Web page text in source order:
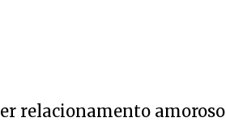
relacionamento amoroso